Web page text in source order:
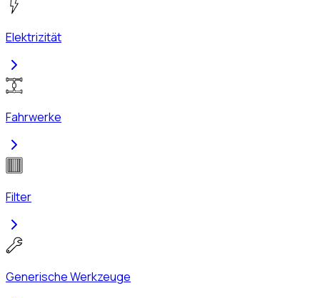
Elektrizität
Fahrwerke
Filter
Generische Werkzeuge